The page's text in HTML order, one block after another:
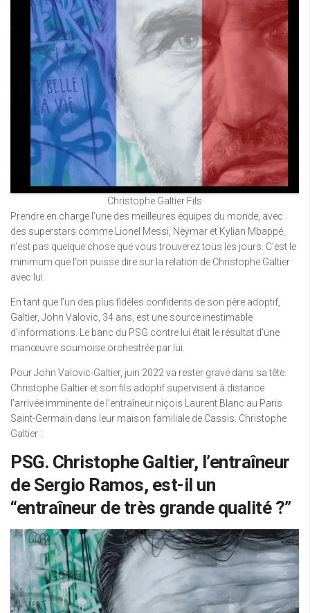
Christophe Galtier Fils
Prendre en charge l’une des meilleures équipes du monde, avec
des superstars comme Lionel Messi, Neymar et Kylian Mbappé,
n’est pas quelque chose que vous trouverez tous les jours. C’est le
minimum que l’on puisse dire sur la relation de Christophe Galtier
avec lui.
En tant que l’un des plus fidèles confidents de son père adoptif,
Galtier, John Valovic, 34 ans, est une source inestimable
d’informations. Le banc du PSG contre lui était le résultat d’une
manœuvre sournoise orchestrée par lui.
Pour John Valovic-Galtier, juin 2022 va rester gravé dans sa tête.
Christophe Galtier et son fils adoptif supervisent à distance
l’arrivée imminente de l’entraîneur niçois Laurent Blanc au Paris
Saint-Germain dans leur maison familiale de Cassis. Christophe
Galtier :
PSG. Christophe Galtier, l’entraîneur
de Sergio Ramos, est-il un
“entraîneur de très grande qualité ?”